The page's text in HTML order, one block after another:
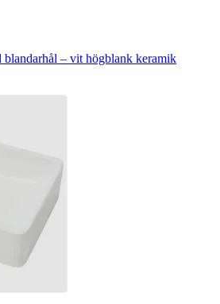
blandarhål – vit högblank keramik